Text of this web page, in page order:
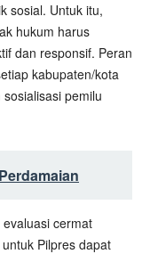
sosial. Untuk itu,
hukum harus
dan responsif. Peran
kabupaten/kota
pemilu
cermat
Pilpres dapat